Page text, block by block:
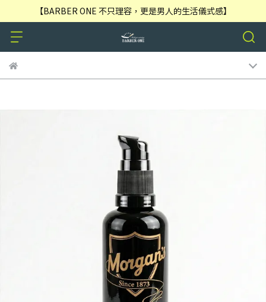
【BARBER ONE 不只理容，更是男人的生活儀式感】